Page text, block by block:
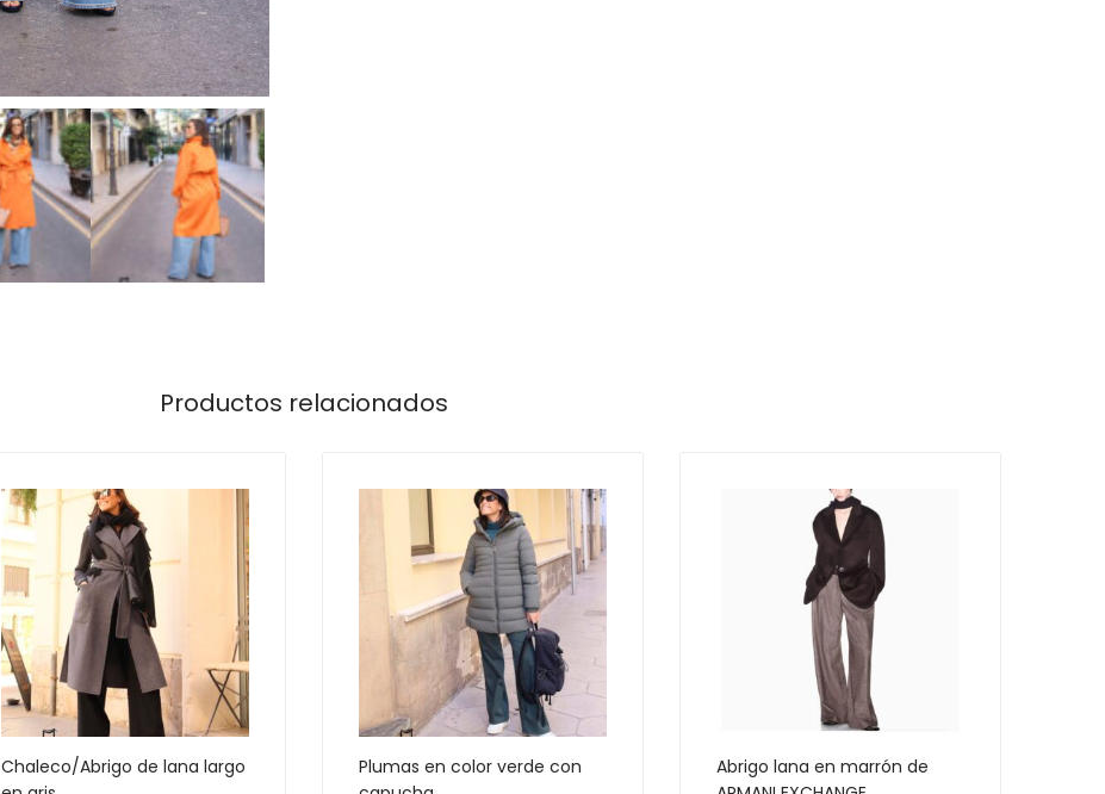
Productos relacionados
Chaleco/Abrigo de lana largo
Plumas en color verde con
Abrigo lana en marrón de